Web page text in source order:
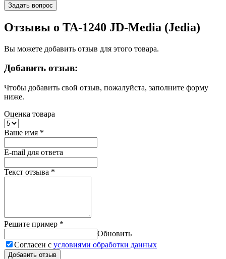
Задать вопрос
Отзывы о TA-1240 JD-Media (Jedia)
Вы можете добавить отзыв для этого товара.
Добавить отзыв:
Чтобы добавить свой отзыв, пожалуйста, заполните форму
ниже.
Оценка товара
Ваше имя *
E-mail для ответа
Текст отзыва *
Решите пример *
Обновить
Согласен с условиями обработки данных
Добавить отзыв